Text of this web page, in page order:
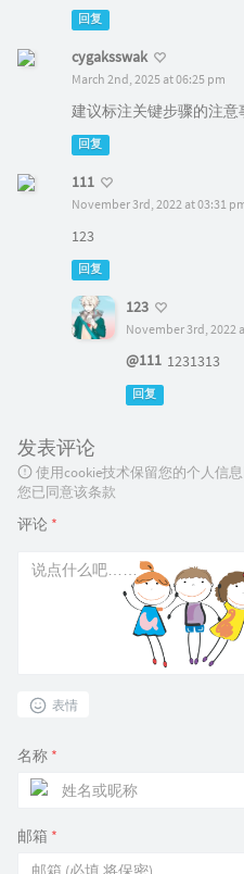
回复
cygaksswak
March 2nd, 2025 at 06:25 pm
建议标注关键步骤的注意
回复
111
November 3rd, 2022 at 03:31
123
回复
123
November 3rd, 2022
@111 1231313
回复
发表评论
使用cookie技术保留您的个人信
您已同意该条款
评论 *
表情
名称 *
邮箱 *